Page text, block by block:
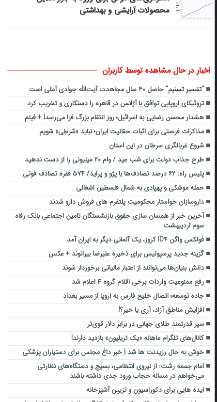
محصولات آرایشی و بهداشتی
اخبار در حال مشاهده توسط کاربران
“تفسیر تسنیم” حاصل ۴۰ سال مجاهدت آیت‌الله جوادی آملی است
تروئیکای اروپایی توافق با آژانس در قاهره را دستکاری و تخریب کرد
هشدار محسن رضایی به اسرائیل؛ روز انتقام بزرگ فرا می‌رسد! + فیلم
مذاکرات فرصتی برای اثبات حقانیت ایران؛ نباید «شرطی» شویم
شروع غربالگری سرطان در این استان
طرح جذاب دولت برای شب عید / وام ۲۰ میلیونی را از دست ندهید
پلیس راه: ۶۲ درصد تصادف‌ها با پژو و پراید/ ۵۷۴ فقره تصادف فوتی
حمله موشکی و پهپادی به شمال فلسطین اشغالی
داروسازان خواستار محکومیت پلتفرم های فروش دارو شدند
آخرین خبر از همسان سازی حقوق بازنشستگان تامین اجتماعی بانک رفاه
سوم اردیبهشت
فولکس‌ واگن ID۴ کروز،‌ یک آلمانی دیگر به ایران آمد
گزینه جدید پرسپولیس برای ذخیره علیرضا بیرانوند + عکس
دانش بنیان‌ها می‌توانند از اعتبار مالیاتی برخوردار شوند
رفع ممنوعیت واردات برخی اقلام گروه ۴ اعلام شد
جاده توسعه؛ اتصال خلیج فارس به اروپا از مسیر بغداد
افزایش مناطق آزاد، آری یا خیر؟!
سپر قدرتمند طلای جهانی در برابر دلار قوی‌تر
کانال‌های تلگرام ماهانه «یک تریلیون» بازدید دارند!
خوش به حال رزیدنت‌ ها شد | خبر داغ مجلس برای دستیاران پزشکی
امام جمعه رشت: از نیروی انتظامی، بسیج و دستگاه‌های نظارتی
می‌خواهم در مساله حجاب ورود جدی داشته باشند
ایده هایی برای دکوراسیون و تزیین آشپزخانه